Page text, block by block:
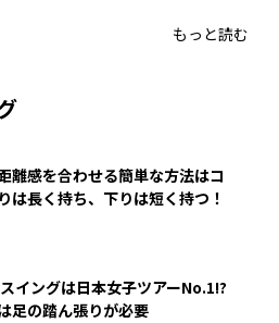
もっと読む
離感を合わせる簡単な方法はコ
長く持ち、下りは短く持つ！
イングは日本女子ツアーNo.1!?
足の踏ん張りが必要